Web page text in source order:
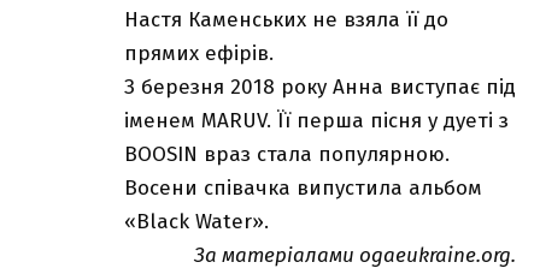
Настя Каменських не взяла її до
прямих ефірів.
З березня 2018 року Анна виступає під
іменем MARUV. Її перша пісня у дуеті з
BOOSIN враз стала популярною.
Восени співачка випустила альбом
«Black Water».
За матеріалами ogaeukraine.org.